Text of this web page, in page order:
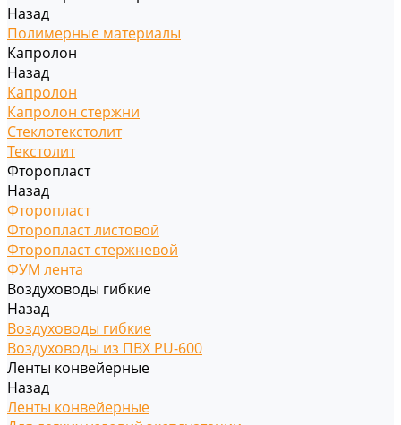
Назад
Полимерные материалы
Капролон
Назад
Капролон
Капролон стержни
Стеклотекстолит
Текстолит
Фторопласт
Назад
Фторопласт
Фторопласт листовой
Фторопласт стержневой
ФУМ лента
Воздуховоды гибкие
Назад
Воздуховоды гибкие
Воздуховоды из ПВХ PU-600
Ленты конвейерные
Назад
Ленты конвейерные